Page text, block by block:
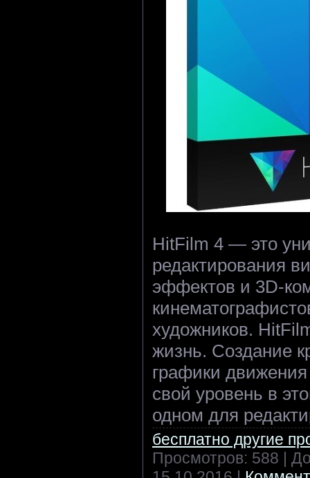
HitFilm 4 — это
редактирования
эффектов и 3D-
художников.
жизнь. Создание
графики
свой уровень в
одном для
бесплатно другие
Просмотров: 588 |